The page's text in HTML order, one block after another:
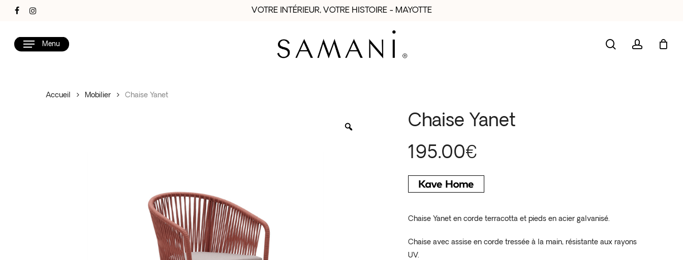
content
VOTRE INTÉRIEUR, VOTRE HISTOIRE - MAYOTTE
Menu searchaccount
Accueil Mobilier Chaise Yanet
Chaise Yanet
195.00€
Chaise Yanet en corde terracotta et pieds en acier galvanisé.
Chaise avec assise en corde tressée à la main, résistante aux rayons
UV.